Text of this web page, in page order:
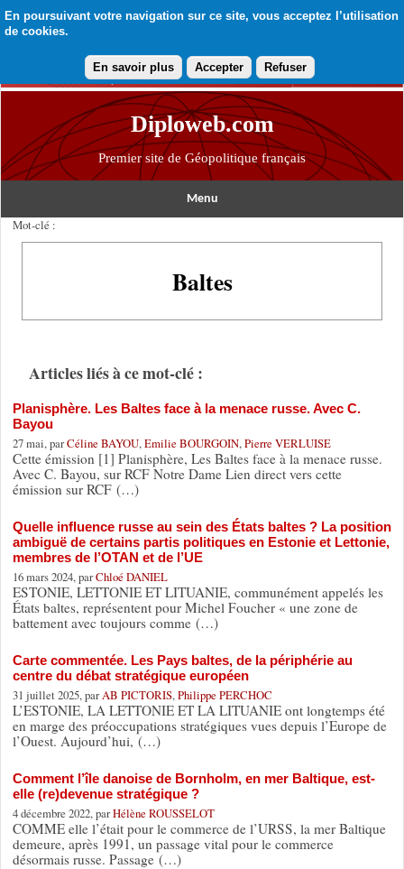
En poursuivant votre navigation sur ce site, vous acceptez l’utilisation
de cookies.
En savoir plus Accepter Refuser
Diploweb.com
Premier site de Géopolitique français
Menu
Mot-clé :
Baltes
Articles liés à ce mot-clé :
Planisphère. Les Baltes face à la menace russe. Avec C.
Bayou
27 mai, parCéline BAYOU, Emilie BOURGOIN, Pierre VERLUISE
Cette émission [1] Planisphère, Les Baltes face à la menace russe.
Avec C. Bayou, sur RCF Notre Dame Lien direct vers cette
émission sur RCF (…)
Quelle influence russe au sein des États baltes ? La position
ambiguë de certains partis politiques en Estonie et Lettonie,
membres de l’OTAN et de l’UE
16 mars 2024, parChloé DANIEL
ESTONIE, LETTONIE ET LITUANIE, communément appelés les
États baltes, représentent pour Michel Foucher « une zone de
battement avec toujours comme (…)
Carte commentée. Les Pays baltes, de la périphérie au
centre du débat stratégique européen
31 juillet 2025, parAB PICTORIS, Philippe PERCHOC
L’ESTONIE, LA LETTONIE ET LA LITUANIE ont longtemps été
en marge des préoccupations stratégiques vues depuis l’Europe de
l’Ouest. Aujourd’hui, (…)
Comment l’île danoise de Bornholm, en mer Baltique, est-
elle (re)devenue stratégique ?
4 décembre 2022, parHélène ROUSSELOT
COMME elle l’était pour le commerce de l’URSS, la mer Baltique
demeure, après 1991, un passage vital pour le commerce
désormais russe. Passage (…)